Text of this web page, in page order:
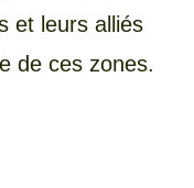
et leurs alliés
de ces zones.